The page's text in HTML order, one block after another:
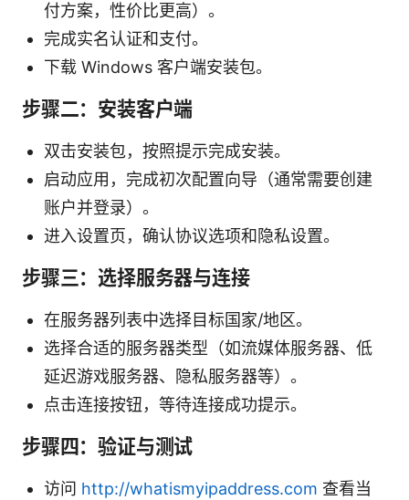
付方案，性价比更高）。
完成实名认证和支付。
下载 Windows 客户端安装包。
步骤二：安装客户端
双击安装包，按照提示完成安装。
启动应用，完成初次配置向导（通常需要创建
账户并登录）。
进入设置页，确认协议选项和隐私设置。
步骤三：选择服务器与连接
在服务器列表中选择目标国家/地区。
选择合适的服务器类型（如流媒体服务器、低
延迟游戏服务器、隐私服务器等）。
点击连接按钮，等待连接成功提示。
步骤四：验证与测试
访问 http://whatismyipaddress.com 查看当